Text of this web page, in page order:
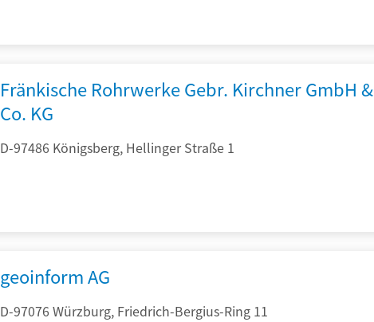
Fränkische Rohrwerke Gebr. Kirchner GmbH &
Co. KG
D-97486 Königsberg, Hellinger Straße 1
geoinform AG
D-97076 Würzburg, Friedrich-Bergius-Ring 11